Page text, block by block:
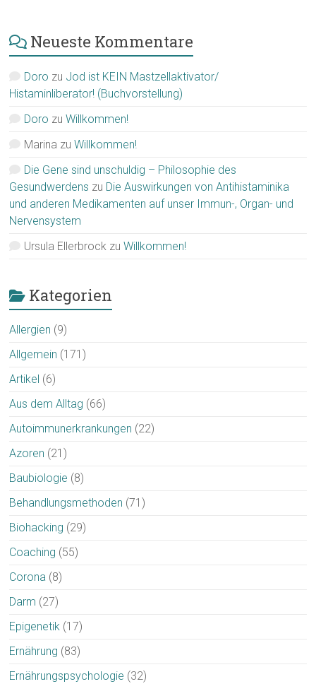
Neueste Kommentare
Doro zu Jod ist KEIN Mastzellaktivator/
Histaminliberator! (Buchvorstellung)
Doro zuWillkommen!
Marina zuWillkommen!
Die Gene sind unschuldig – Philosophie des
Gesundwerdens zu Die Auswirkungen von Antihistaminika
und anderen Medikamenten auf unser Immun-, Organ- und
Nervensystem
Ursula Ellerbrock zuWillkommen!
Kategorien
Allergien (9)
Allgemein (171)
Artikel (6)
Aus dem Alltag (66)
Autoimmunerkrankungen (22)
Azoren (21)
Baubiologie (8)
Behandlungsmethoden (71)
Biohacking (29)
Coaching (55)
Corona (8)
Darm (27)
Epigenetik (17)
Ernährung (83)
Ernährungspsychologie (32)